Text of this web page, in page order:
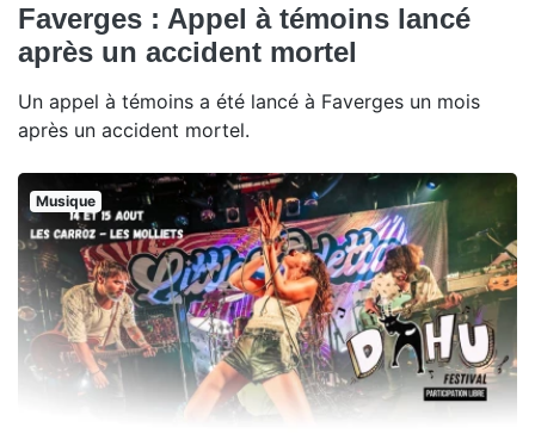
Faverges : Appel à témoins lancé
après un accident mortel
Un appel à témoins a été lancé à Faverges un mois
après un accident mortel.
Musique